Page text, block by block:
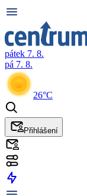
pátek 7. 8.
pá 7. 8.
26°C
Přihlášení